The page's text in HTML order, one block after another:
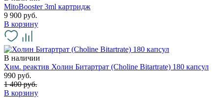
MitoBooster 3ml картридж
9 900 руб.
В корзину
В наличии
Хим. реактив Холин Битартрат (Choline Bitartrate) 180 капсул
990 руб.
1 400 руб.
В корзину